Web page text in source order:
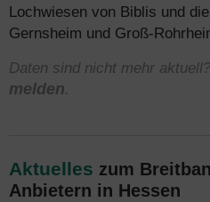
Lochwiesen von Biblis und
Gernsheim und Groß-
Daten sind nicht mehr
melden.
Aktuelles zum
Anbietern in Hessen